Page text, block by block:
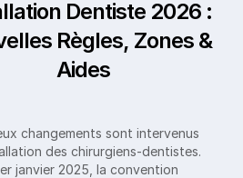
Dentiste 2026 :
Règles, Zones &
Aides
changements sont intervenus
des chirurgiens-dentistes.
janvier 2025, la convention